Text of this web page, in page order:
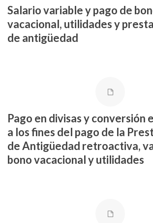
Salario variable y pago de
vacacional, utilidades y
de antigüedad
Pago en divisas y conversión
a los fines del pago de la
de Antigüedad retroactiva,
bono vacacional y utilidades